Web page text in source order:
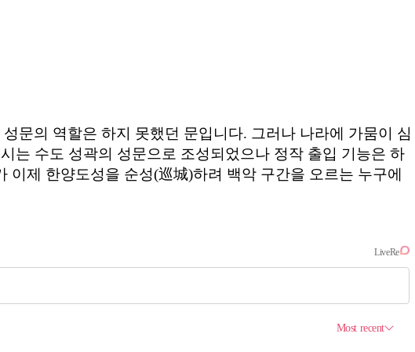
문의 역할은 하지 못했던 문입니다. 그러나 나라에 가뭄이 심
는 수도 성곽의 성문으로 조성되었으나 정작 출입 기능은 하
제 한양도성을 순성(巡城)하려 백악 구간을 오르는 누구에